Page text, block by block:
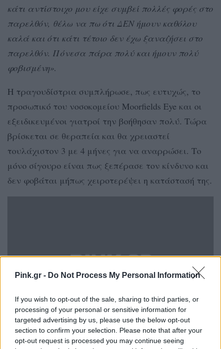
Pink.gr - Do Not Process My Personal Information
If you wish to opt-out of the sale, sharing to third parties, or
processing of your personal or sensitive information for
targeted advertising by us, please use the below opt-out
section to confirm your selection. Please note that after your
opt-out request is processed you may continue seeing
κάτι αντίστοιχο μου είχε συμβεί πολλές φορές στο
παρελθόν, θέλω να πω ότι ΔΕΝ ήμουν καθόλου
καλά και ότι κάτι τέτοιο δεν έχω ξαναζήσει στο
παρελθόν. Πόνεσα πάρα πολύ και ήμουν πολύ
φοβισμένη».
Η τραγουδίστρια συμπλήρωσε, πως ευτυχώς, το
προσωπικό του νοσοκομείου Moorfields Eye και οι
εξειδικευμένοι γιατροί την βοήθησαν πολύ. Τώρα
βρίσκεται σε θεραπεία και θα χρειαστεί
τουλάχιστον 3 με 4 μήνες για να αναρρώσει. Το
μόνο σίγουρο είναι πως ξεπέρασε τον κίνδυνο και
δεν φοβάται μήπως χειροτερέψει η κατάστασή της.